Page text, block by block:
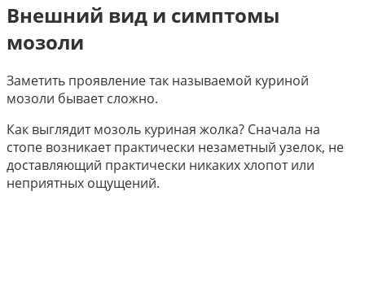
Внешний вид и симптомы
мозоли
Заметить проявление так называемой куриной
мозоли бывает сложно.
Как выглядит мозоль куриная жолка? Сначала на
стопе возникает практически незаметный узелок, не
доставляющий практически никаких хлопот или
неприятных ощущений.